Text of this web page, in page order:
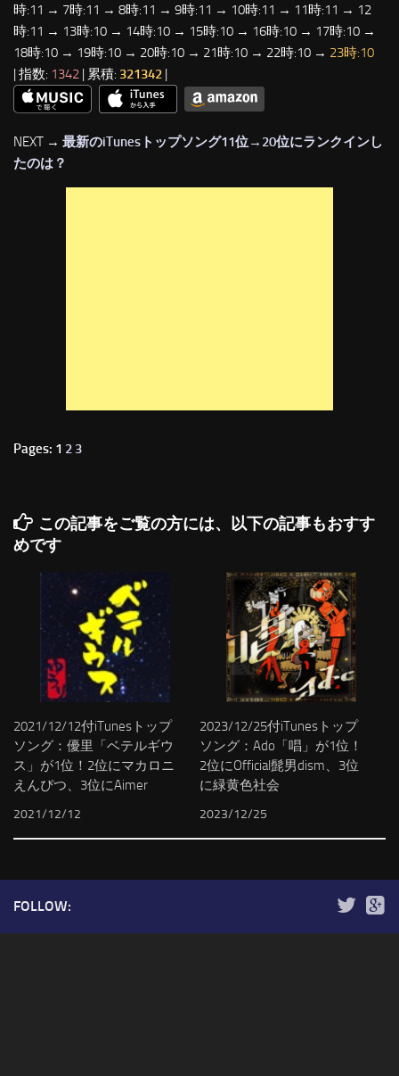
時:11 → 7時:11 → 8時:11 → 9時:11 → 10時:11 → 11時:11 → 12
時:11 → 13時:10 → 14時:10 → 15時:10 → 16時:10 → 17時:10 →
18時:10 → 19時:10 → 20時:10 → 21時:10 → 22時:10 → 23時:10
| 指数: 1342 | 累積: 321342 |
NEXT → 最新のiTunesトップソング11位→20位にランクインし
たのは？
Pages: 1 2 3
この記事をご覧の方には、以下の記事もおすす
めです
2021/12/12付iTunesトップ
ソング：優里「ベテルギウ
ス」が1位！2位にマカロニ
えんぴつ、3位にAimer
2021/12/12
2023/12/25付iTunesトップ
ソング：Ado「唱」が1位！
2位にOfficial髭男dism、3位
に緑黄色社会
2023/12/25
FOLLOW: